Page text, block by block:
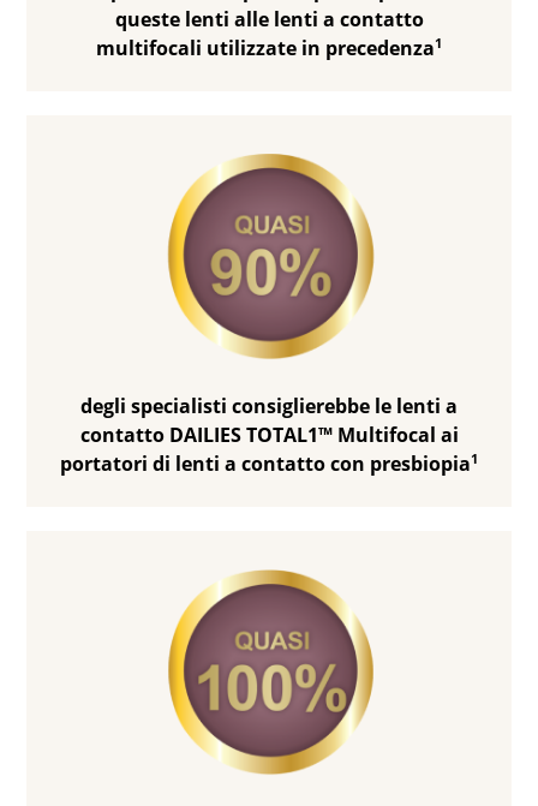
queste lenti alle lenti a contatto
multifocali utilizzate in precedenza1
degli specialisti consiglierebbe le lenti a
contatto DAILIES TOTAL1™ Multifocal ai
portatori di lenti a contatto con presbiopia1